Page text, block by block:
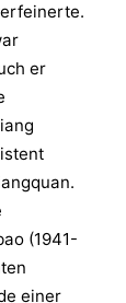
er
(1941-
einer